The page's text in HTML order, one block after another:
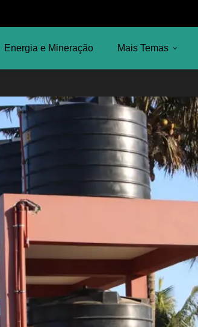
Energia e Mineração Mais Temas